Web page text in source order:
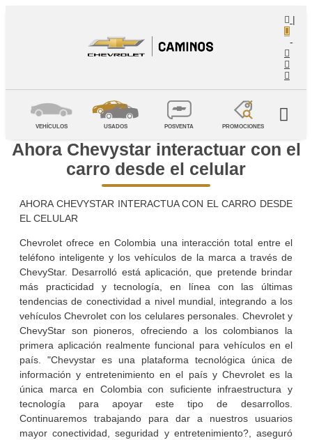
|
-
VEHÍCULOS USADOS POSVENTA PROMOCIONES
Ahora Chevystar interactuar con el
carro desde el celular
AHORA CHEVYSTAR INTERACTUA CON EL CARRO DESDE
EL CELULAR
Chevrolet ofrece en Colombia una interacción total entre el
teléfono inteligente y los vehículos de la marca a través de
ChevyStar. Desarrolló está aplicación, que pretende brindar
más practicidad y tecnología, en línea con las últimas
tendencias de conectividad a nivel mundial, integrando a los
vehículos Chevrolet con los celulares personales. Chevrolet y
ChevyStar son pioneros, ofreciendo a los colombianos la
primera aplicación realmente funcional para vehículos en el
país. "Chevystar es una plataforma tecnológica única de
información y entretenimiento en el país y Chevrolet es la
única marca en Colombia con suficiente infraestructura y
tecnología para apoyar este tipo de desarrollos.
Continuaremos trabajando para dar a nuestros usuarios
mayor conectividad, seguridad y entretenimiento?, aseguró